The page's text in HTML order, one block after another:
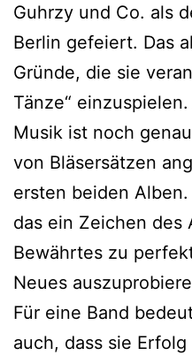
Guhrzy und Co. als
Berlin gefeiert. Das
Gründe, die sie
Tänze“
Musik ist noch
von Bläsersätzen
ersten beiden
das ein Zeichen des
Bewährtes zu
Neues
Für eine Band
auch, dass sie